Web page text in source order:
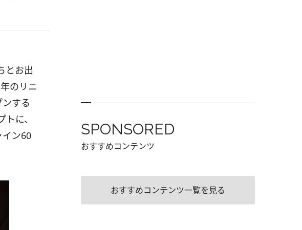
とお出
のリニ
する
に、
イン60
SPONSORED
おすすめコンテンツ
おすすめコンテンツ一覧を見る